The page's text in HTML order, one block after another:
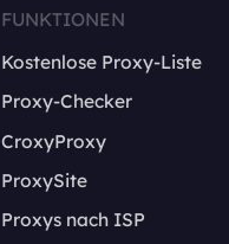
FUNKTIONEN
Kostenlose Proxy-Liste
Proxy-Checker
CroxyProxy
ProxySite
Proxys nach ISP